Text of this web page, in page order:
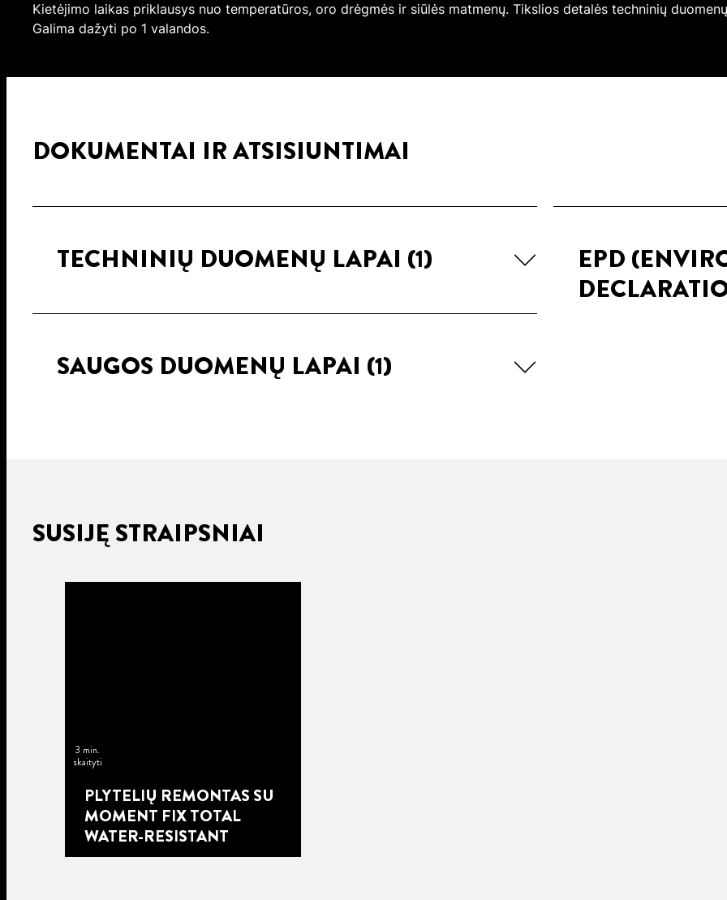
Kietėjimo laikas priklausys nuo temperatūros, oro drėgmės ir siūlės matmenų. Tikslios detalės techninių
Galima dažyti po 1 valandos.
DOKUMENTAI IR ATSISIUNTIMAI
TECHNINIŲ DUOMENŲ LAPAI (1)
SAUGOS DUOMENŲ LAPAI (1)
EPD
SUSIJĘ STRAIPSNIAI
3 min.
skaityti
PLYTELIŲ REMONTAS SU
MOMENT FIX TOTAL
WATER-RESISTANT